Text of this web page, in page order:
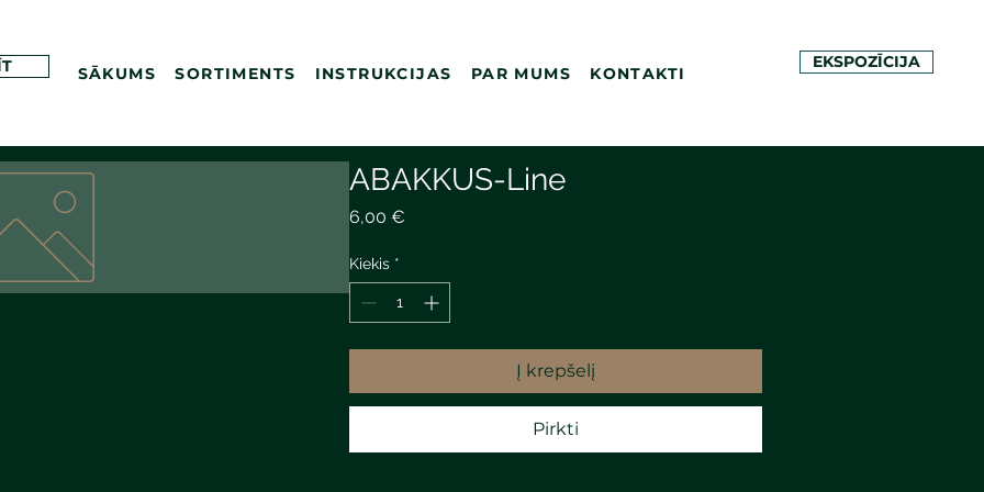
SĀKUMS SORTIMENTS INSTRUKCIJAS PAR MUMS KONTAKTI
EKSPOZĪCIJA
ABAKKUS-Line
6,00 €
Kiekis *
Į krepšelį
Pirkti